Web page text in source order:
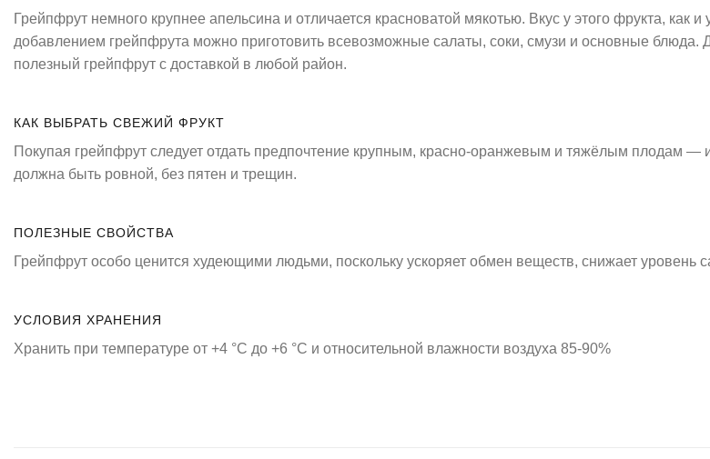
Грейпфрут немного крупнее апельсина и отличается красноватой мякотью. Вкус у этого фрукта, как
добавлением грейпфрута можно приготовить всевозможные салаты, соки, смузи и основные
полезный грейпфрут с доставкой в любой район.
КАК ВЫБРАТЬ СВЕЖИЙ ФРУКТ
Покупая грейпфрут следует отдать предпочтение крупным, красно-оранжевым и тяжёлым плодам
должна быть ровной, без пятен и трещин.
ПОЛЕЗНЫЕ СВОЙСТВА
Грейпфрут особо ценится худеющими людьми, поскольку ускоряет обмен веществ, снижает уровень
УСЛОВИЯ ХРАНЕНИЯ
Хранить при температуре от +4 °C до +6 °C и относительной влажности воздуха 85-90%